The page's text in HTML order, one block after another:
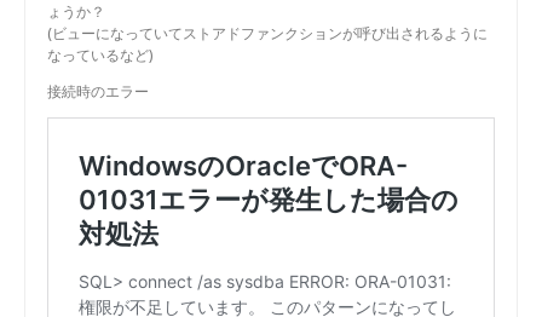
ょうか？
(ビューになっていてストアドファンクションが呼び出されるように
なっているなど)
接続時のエラー